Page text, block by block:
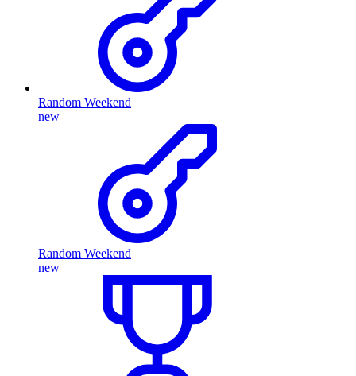
Random Weekend
new
Random Weekend
new